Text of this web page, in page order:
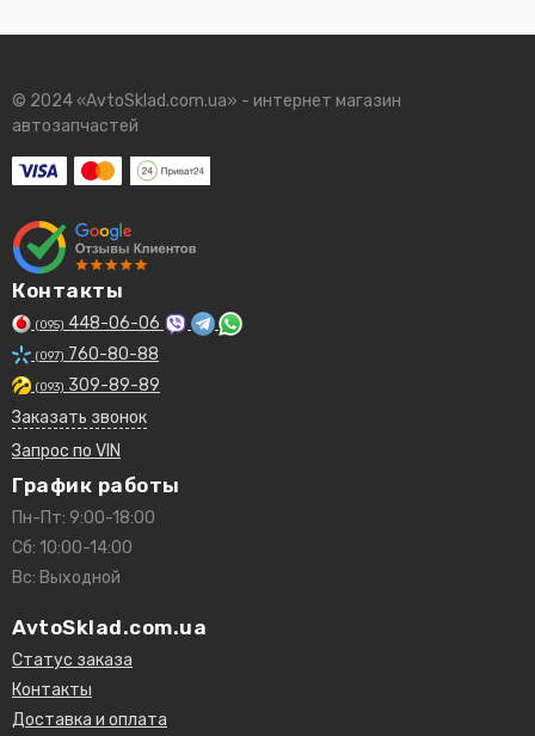
© 2024 «AvtoSklad.com.ua» - интернет магазин
автозапчастей
Контакты
(095) 448-06-06
(097) 760-80-88
(093) 309-89-89
Заказать звонок
Запрос по VIN
График работы
Пн-Пт: 9:00-18:00
Сб: 10:00-14:00
Вс: Выходной
AvtoSklad.com.ua
Статус заказа
Контакты
Доставка и оплата